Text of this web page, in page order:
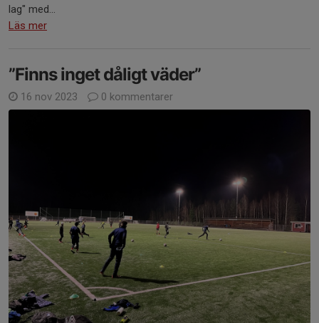
lag" med...
Läs mer
”Finns inget dåligt väder”
16 nov 2023 0 kommentarer